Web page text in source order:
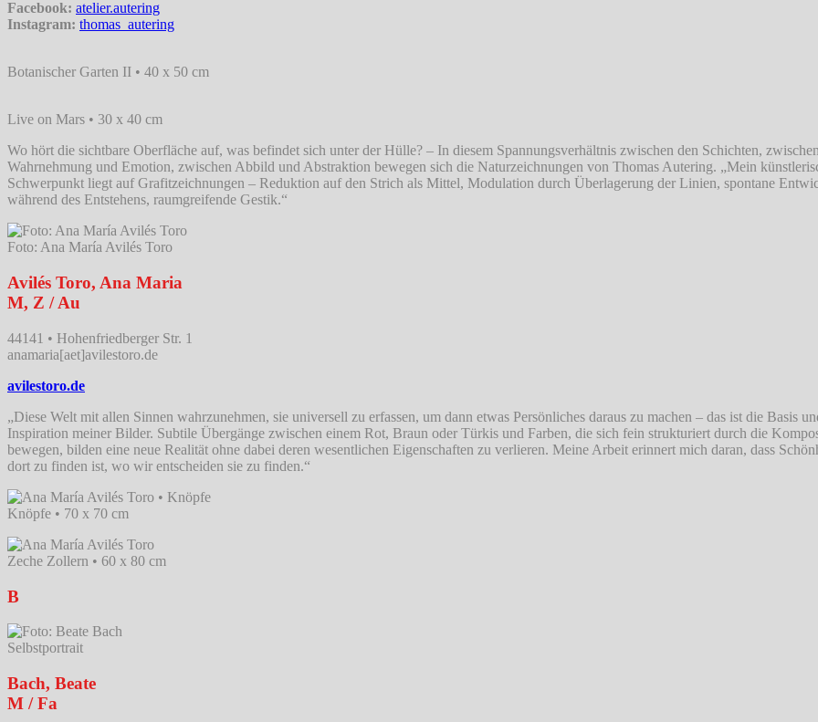
Facebook: atelier.autering
Instagram: thomas_autering
Botanischer Garten II • 40 x 50 cm
Live on Mars • 30 x 40 cm
Wo hört die sichtbare Oberfläche auf, was befindet sich unter der Hülle? – In diesem Spannungsverhältnis zwischen den Schichten,
Wahrnehmung und Emotion, zwischen Abbild und Abstraktion bewegen sich die Naturzeichnungen von Thomas Autering. „Mein
Schwerpunkt liegt auf Grafitzeichnungen – Reduktion auf den Strich als Mittel, Modulation durch Überlagerung der Linien, spontane
während des Entstehens, raumgreifende Gestik.“
Foto: Ana María Avilés Toro
Avilés Toro, Ana Maria
M, Z / Au
44141 • Hohenfriedberger Str. 1
anamaria[aet]avilestoro.de
avilestoro.de
„Diese Welt mit allen Sinnen wahrzunehmen, sie universell zu erfassen, um dann etwas Persönliches daraus zu machen – das ist die Basis
Inspiration meiner Bilder. Subtile Übergänge zwischen einem Rot, Braun oder Türkis und Farben, die sich fein strukturiert durch die
bewegen, bilden eine neue Realität ohne dabei deren wesentlichen Eigenschaften zu verlieren. Meine Arbeit erinnert mich daran, dass
dort zu finden ist, wo wir entscheiden sie zu finden.“
Knöpfe • 70 x 70 cm
Zeche Zollern • 60 x 80 cm
B
Selbstportrait
Bach, Beate
M / Fa